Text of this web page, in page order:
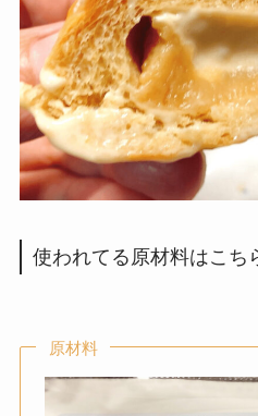
使われてる原材料はこち
原材料